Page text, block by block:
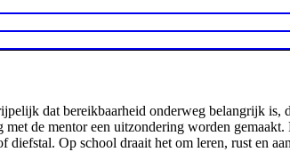
dat bereikbaarheid onderweg belangrijk is,
de mentor een uitzondering worden
Op school draait het om leren, rust en